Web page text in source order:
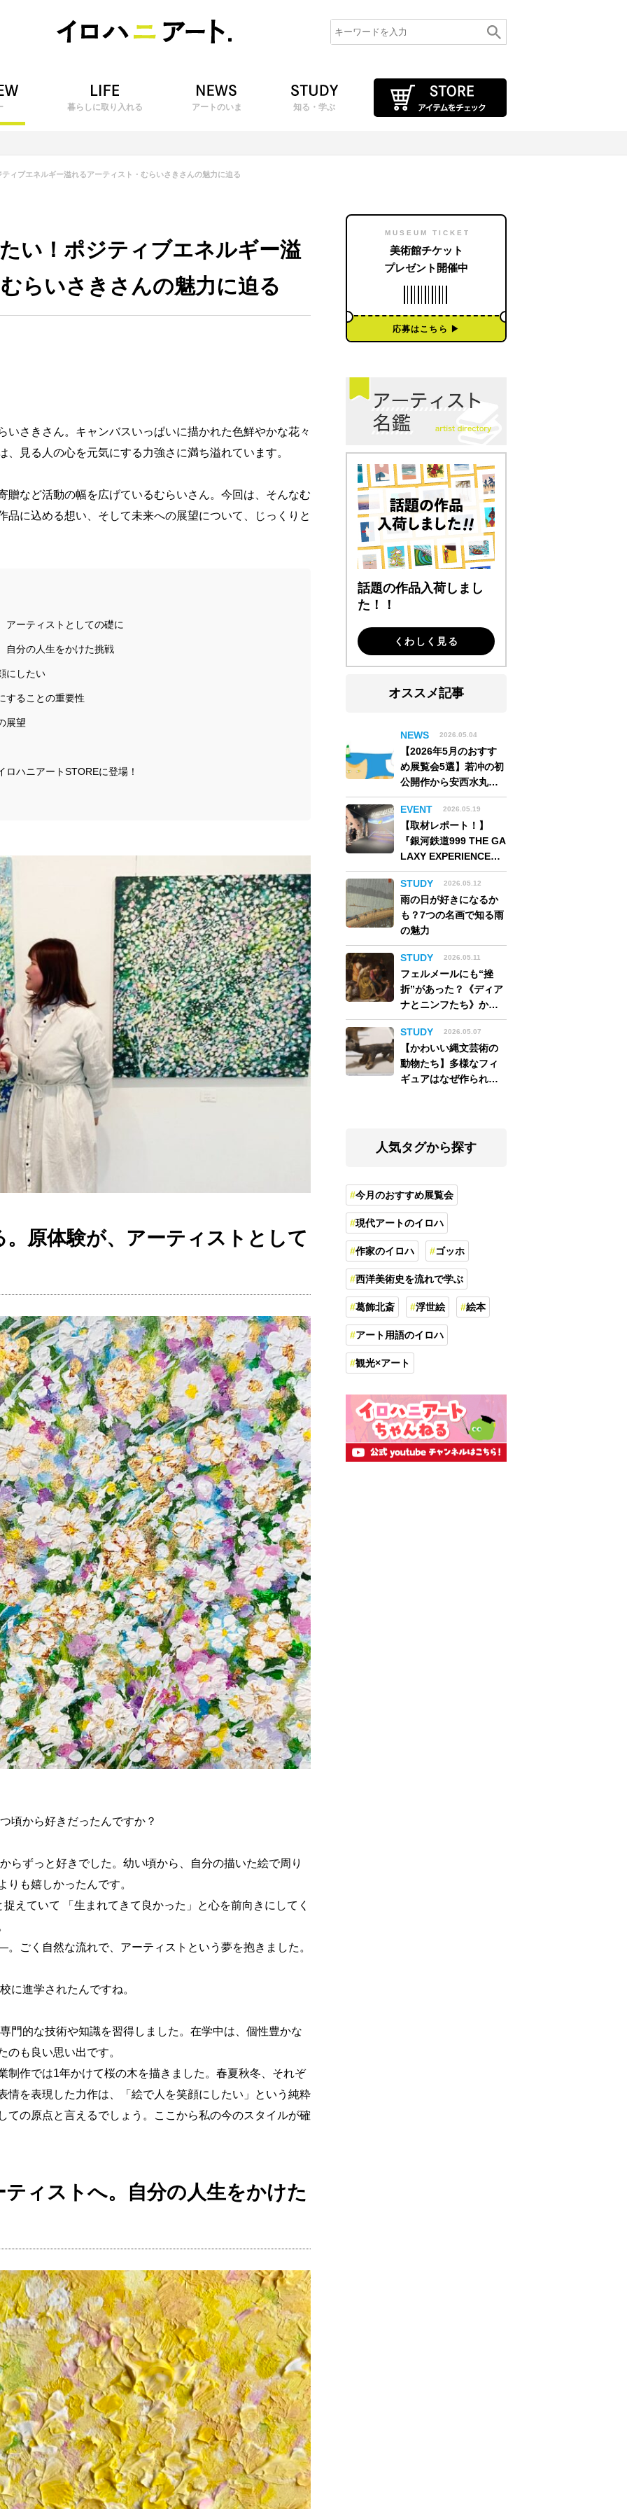
暮らしに取り入れる アートのいま 知る・学ぶ
ィブエネルギー溢れるアーティスト・むらいさきさんの魅力に迫る
い！ポジティブエネルギー溢
らいさきさんの魅力に迫る
いさきさん。キャンバスいっぱいに描かれた色鮮やかな花々
見る人の心を元気にする力強さに満ち溢れています。
贈など活動の幅を広げているむらいさん。今回は、そんなむ
品に込める想い、そして未来への展望について、じっくりと
アーティストとしての礎に
自分の人生をかけた挑戦
にしたい
することの重要性
展望
ハニアートSTOREに登場！
原体験が、アーティストとして
頃から好きだったんですか？
らずっと好きでした。幼い頃から、自分の描いた絵で周り
りも嬉しかったんです。
えていて 「生まれてきて良かった」と心を前向きにしてく
ごく自然な流れで、アーティストという夢を抱きました。
に進学されたんですね。
門的な技術や知識を習得しました。在学中は、個性豊かな
のも良い思い出です。
制作では1年かけて桜の木を描きました。春夏秋冬、それぞ
情を表現した力作は、「絵で人を笑顔にしたい」という純粋
ての原点と言えるでしょう。ここから私の今のスタイルが確
ィストへ。自分の人生をかけた
MUSEUM TICKET
美術館チケット
プレゼント開催中
応募はこちら ▶︎
話題の作品入荷しまし
た！！
くわしく見る
オススメ記事
NEWS 2026.05.04
【2026年5月のおすす
め展覧会5選】若冲の初
公開作から安西水丸の
世界、そしてゴッホ
《夜のカフェテラス》
まで
EVENT 2026.05.19
【取材レポート！】
『銀河鉄道999 THE GA
LAXY EXPERIENCE
あの旅は、まだ続いて
いる。』999号に乗り銀
河へ旅立つ。“観る”か
ら“体験する”展覧会
【角川武蔵野ミュージ
アム】
STUDY 2026.05.12
雨の日が好きになるか
も？7つの名画で知る雨
の魅力
STUDY 2026.05.11
フェルメールにも“挫
折”があった？《ディア
ナとニンフたち》から
読み解く巨匠の夢
STUDY
2026.05.07
【かわいい縄文芸術の
動物たち】多様なフィ
ギュアはなぜ作られ
人気タグから探す
今月のおすすめ展覧会
現代アートのイロハ
作家のイロハ ゴッホ
西洋美術史を流れで学ぶ
葛飾北斎 浮世絵 絵本
アート用語のイロハ
観光×アート